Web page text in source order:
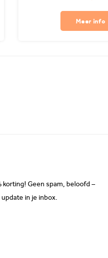
Meer info
Geen spam, beloofd –
in je inbox.